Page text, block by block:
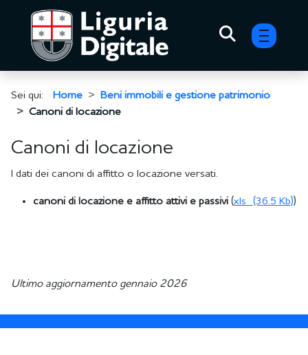
menu
Sei qui: Home
Beni immobili e gestione patrimonio
Canoni di locazione
Canoni di locazione
I dati dei canoni di affitto o locazione versati.
canoni di locazione e affitto attivi e passivi (xls (36.5 Kb))
Ultimo aggiornamento gennaio 2026